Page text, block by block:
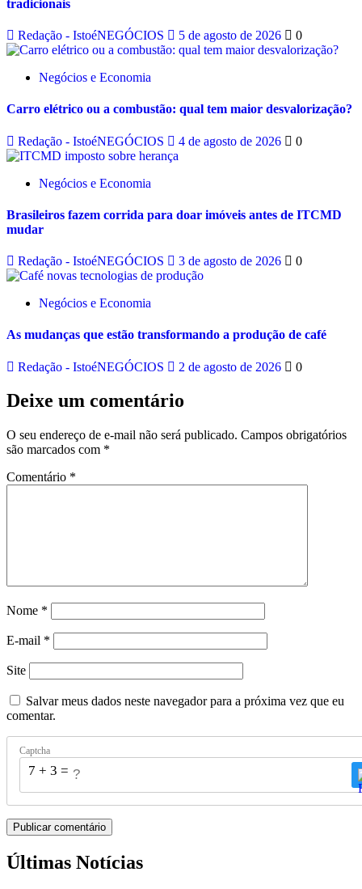
tradicionais
Redação - IstoéNEGÓCIOS 5 de agosto de 2026 0
Negócios e Economia
Carro elétrico ou a combustão: qual tem maior desvalorização?
Redação - IstoéNEGÓCIOS 4 de agosto de 2026 0
Negócios e Economia
Brasileiros fazem corrida para doar imóveis antes de ITCMD
mudar
Redação - IstoéNEGÓCIOS 3 de agosto de 2026 0
Negócios e Economia
As mudanças que estão transformando a produção de café
Redação - IstoéNEGÓCIOS 2 de agosto de 2026 0
Deixe um comentário
O seu endereço de e-mail não será publicado. Campos obrigatórios
são marcados com *
Comentário *
Nome *
E-mail *
Site
Salvar meus dados neste navegador para a próxima vez que eu
comentar.
Captcha
7 + 3 = ?
Últimas Notícias